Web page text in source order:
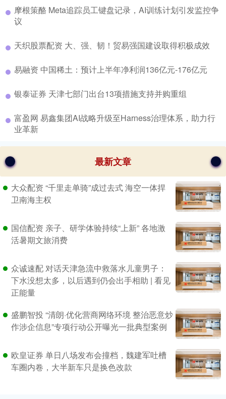
​摩根策酪 Meta追踪员工键盘记录，AI训练计划引发监控争
议
​天织股票配资 大、强、韧！贸易强国建设取得积极成效
​易融资 中国稀土：预计上半年净利润136亿元-176亿元
​银泰证券 天津七部门出台13项措施支持并购重组
​富盈网 易鑫集团AI战略升级至Harness治理体系，助力行
业革新
最新文章
大众配资 “千里走单骑”成过去式 海空一体捍
卫南海主权
国信配资 亲子、研学体验持续“上新” 各地激
活暑期文旅消费
众诚速配 对话天津急流中救落水儿童男子：
下水没想太多，以后遇到仍会出手相助 | 看见
正能量
盛鹏智投 “清朗·优化营商网络环境 整治恶意炒
作涉企信息”专项行动公开曝光一批典型案例
欧皇证券 单日八场发布会撞档，魏建军吐槽
车圈内卷，大半新车只是换色改款